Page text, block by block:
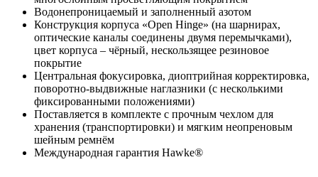
Водонепроницаемый и заполненный азотом
Конструкция корпуса «Open Hinge» (на шарнирах,
оптические каналы соединены двумя перемычками),
цвет корпуса – чёрный, нескользящее резиновое
покрытие
Центральная фокусировка, диоптрийная корректировка,
поворотно-выдвижные наглазники (с несколькими
фиксированными положениями)
Поставляется в комплекте с прочным чехлом для
хранения (транспортировки) и мягким неопреновым
шейным ремнём
Международная гарантия Hawke®